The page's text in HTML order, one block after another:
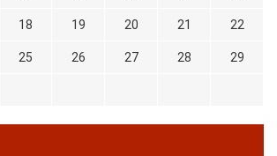
18 19 20 21 22
25 26 27 28 29